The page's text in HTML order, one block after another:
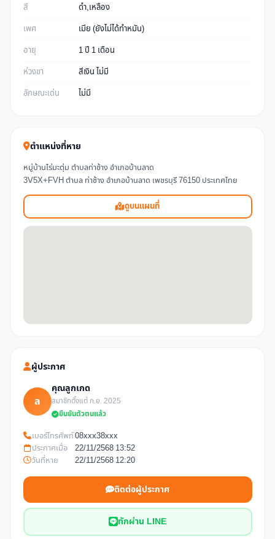
สี
ดำ,เหลือง
เพศ
เมีย (ยังไม่ได้ทำหมัน)
อายุ
1 ปี 1 เดือน
ห่วงขา
สีเงิน ไม่มี
ลักษณะเด่น
ไม่มี
ตำแหน่งที่หาย
หมู่บ้านไร่มะตุ่ม ตำบลท่าช้าง อำเภอบ้านลาด
3V5X+FVH ตำบล ท่าช้าง อำเภอบ้านลาด เพชรบุรี 76150 ประเทศไทย
ดูบนแผนที่
ผู้ประกาศ
ล
คุณลูกเกด
สมาชิกตั้งแต่ ก.ย. 2025
ยืนยันตัวตนแล้ว
เบอร์โทรศัพท์08xxx38xxx
ประกาศเมื่อ
22/11/2568 13:52
วันที่หาย
22/11/2568 12:20
ติดต่อผู้ประกาศ
ทักผ่าน LINE